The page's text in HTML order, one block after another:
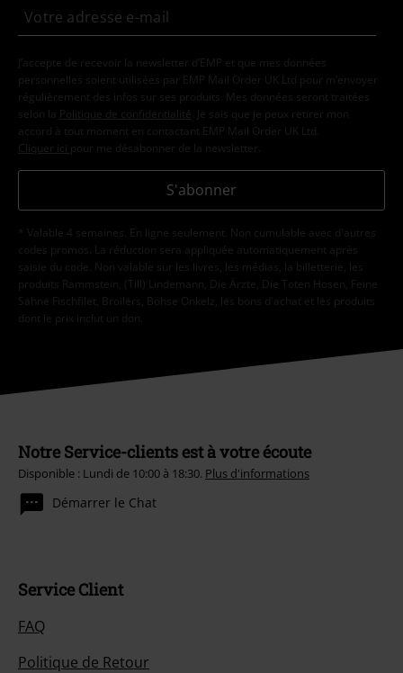
J’accepte de recevoir la newsletter d’EMP et que mes données
personnelles soient utilisées par EMP Mail Order UK Ltd pour m’envoyer
régulièrement des infos sur ses produits. Mes données seront traitées
selon la
Politique de confidentialité . Je sais que je peux retirer mon
accord à tout moment en contactant EMP Mail Order UK Ltd.
Cliquer ici pour me désabonner de la newsletter.
S'abonner
* Valable 4 semaines. En ligne seulement. Non cumulable avec d'autres
codes promos. La réduction sera appliquée automatiquement après
saisie du code. Non valable sur les livres, les médias, la billetterie, les
produits Rammstein, (Till) Lindemann, Die Ärzte, Die Toten Hosen, Feine
Sahne Fischfilet, Broilers, Böhse Onkelz, les bons d'achat et les produits
dont le prix inclut un don.
Notre Service-clients est à votre écoute
Disponible : Lundi de 10:00 à 18:30. Plus d'informations
Démarrer le Chat
Service Client
FAQ
Politique de Retour